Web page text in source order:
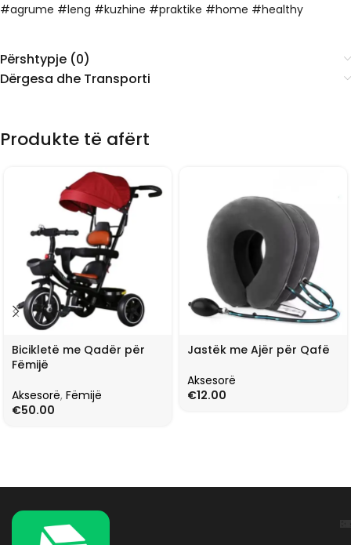
#agrume #leng #kuzhine #praktike #home #healthy
Përshtypje (0)
Dërgesa dhe Transporti
Produkte të afërt
Bicikletë me Qadër për
Fëmijë
Aksesorë, Fëmijë
€50.00
Jastëk me Ajër për Qafë
Aksesorë
€12.00